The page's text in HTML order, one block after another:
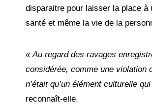
disparaitre pour laisser la place à
santé et même la vie de la
« Au regard des ravages
considérée, comme une violation
n’était qu’un élément culturelle
reconnaît-elle.